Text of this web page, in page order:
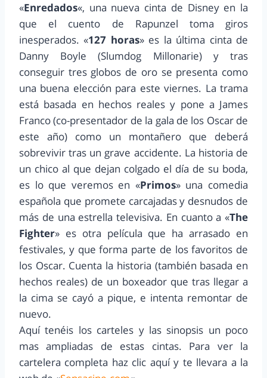
«Enredados«, una nueva cinta de Disney en la
que el cuento de Rapunzel toma giros
inesperados. «127 horas» es la última cinta de
Danny Boyle (Slumdog Millonarie) y tras
conseguir tres globos de oro se presenta como
una buena elección para este viernes. La trama
está basada en hechos reales y pone a James
Franco (co-presentador de la gala de los Oscar de
este año) como un montañero que deberá
sobrevivir tras un grave accidente. La historia de
un chico al que dejan colgado el día de su boda,
es lo que veremos en «Primos» una comedia
española que promete carcajadas y desnudos de
más de una estrella televisiva. En cuanto a «The
Fighter» es otra película que ha arrasado en
festivales, y que forma parte de los favoritos de
los Oscar. Cuenta la historia (también basada en
hechos reales) de un boxeador que tras llegar a
la cima se cayó a pique, e intenta remontar de
nuevo.
Aquí tenéis los carteles y las sinopsis un poco
mas ampliadas de estas cintas. Para ver la
cartelera completa haz clic aquí y te llevara a la